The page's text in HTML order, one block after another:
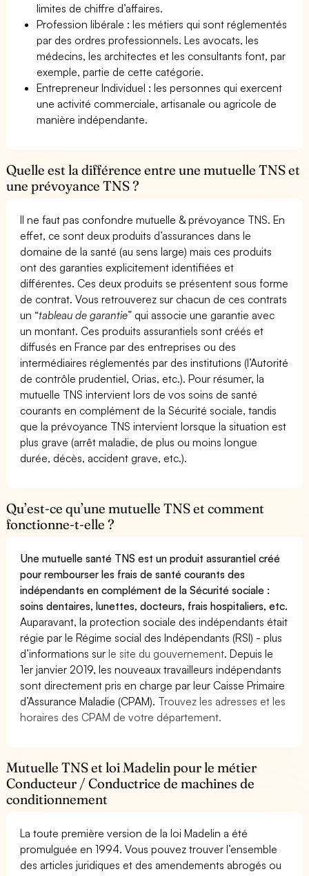
limites de chiffre d’affaires.
Profession libérale : les métiers qui sont réglementés
par des ordres professionnels. Les avocats, les
médecins, les architectes et les consultants font, par
exemple, partie de cette catégorie.
Entrepreneur Individuel : les personnes qui exercent
une activité commerciale, artisanale ou agricole de
manière indépendante.
Quelle est la différence entre une mutuelle TNS et
une prévoyance TNS ?
Il ne faut pas confondre mutuelle & prévoyance TNS. En
effet, ce sont deux produits d’assurances dans le
domaine de la santé (au sens large) mais ces produits
ont des garanties explicitement identifiées et
différentes. Ces deux produits se présentent sous forme
de contrat. Vous retrouverez sur chacun de ces contrats
un “tableau de garantie” qui associe une garantie avec
un montant. Ces produits assurantiels sont créés et
diffusés en France par des entreprises ou des
intermédiaires réglementés par des institutions (l’Autorité
de contrôle prudentiel, Orias, etc.). Pour résumer, la
mutuelle TNS intervient lors de vos soins de santé
courants en complément de la Sécurité sociale, tandis
que la prévoyance TNS intervient lorsque la situation est
plus grave (arrêt maladie, de plus ou moins longue
durée, décès, accident grave, etc.).
Qu’est-ce qu’une mutuelle TNS et comment
fonctionne-t-elle ?
Une mutuelle santé TNS est un produit assurantiel créé
pour rembourser les frais de santé courants des
indépendants en complément de la Sécurité sociale :
soins dentaires, lunettes, docteurs, frais hospitaliers, etc.
Auparavant, la protection sociale des indépendants était
régie par le Régime social des Indépendants (RSI) - plus
d’informations surle site du gouvernement. Depuis le
1er janvier 2019, les nouveaux travailleurs indépendants
sont directement pris en charge par leur Caisse Primaire
d’Assurance Maladie (CPAM). Trouvez les adresses et les
horaires des CPAM de votre département.
Mutuelle TNS et loi Madelin pour le métier
Conducteur / Conductrice de machines de
conditionnement
La toute première version de la loi Madelin a été
promulguée en 1994. Vous pouvez trouver l’ensemble
des articles juridiques et des amendements abrogés ou